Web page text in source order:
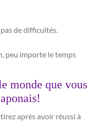
pas de difficultés.
peu importe le temps
monde que vous
après avoir réussi à